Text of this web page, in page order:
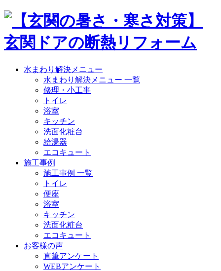
水まわり解決メニュー
水まわり解決メニュー 一覧
修理・小工事
トイレ
浴室
キッチン
洗面化粧台
給湯器
エコキュート
施工事例
施工事例 一覧
トイレ
便座
浴室
キッチン
洗面化粧台
エコキュート
お客様の声
直筆アンケート
WEBアンケート